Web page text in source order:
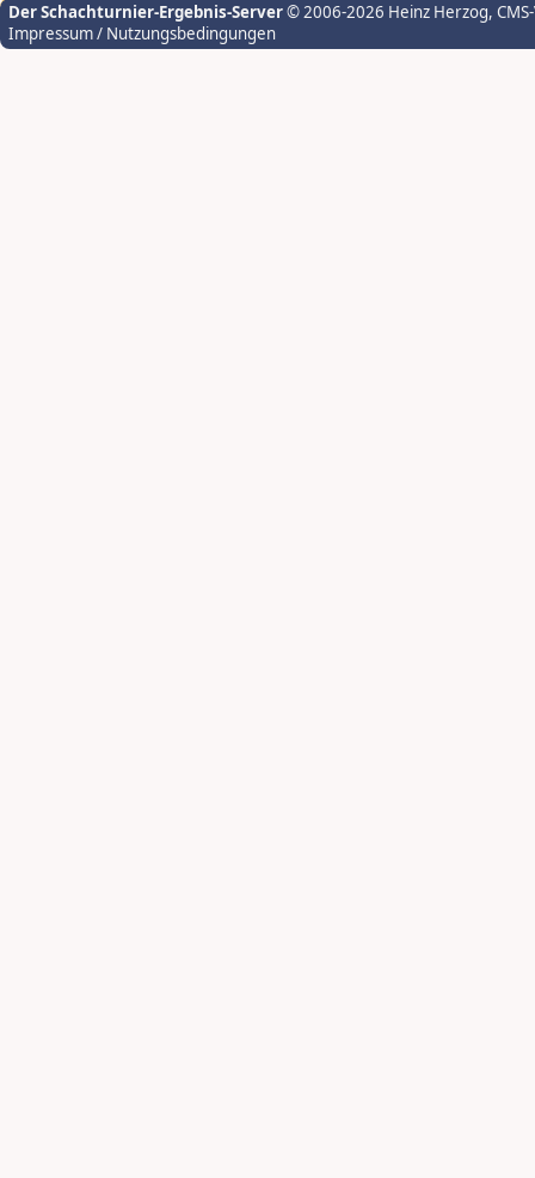
Der Schachturnier-Ergebnis-Server© 2006-2026 Heinz Herzog,
Impressum / Nutzungsbedingungen